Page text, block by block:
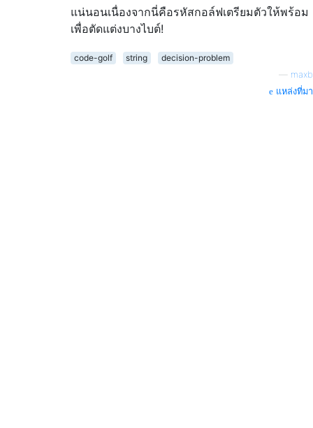
แน่นอนเนื่องจากนี่คือรหัสกอล์ฟเตรียมตัวให้พร้อม
เพื่อตัดแต่งบางไบต์!
code-golf string
decision-problem
maxb
แหล่งที่มา